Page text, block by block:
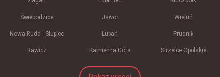
Świebodzice Jawor Wieluń
Nowa Ruda - Słupiec Lubań Prudnik
Rawicz Kamienna Góra Strzelce Opolskie